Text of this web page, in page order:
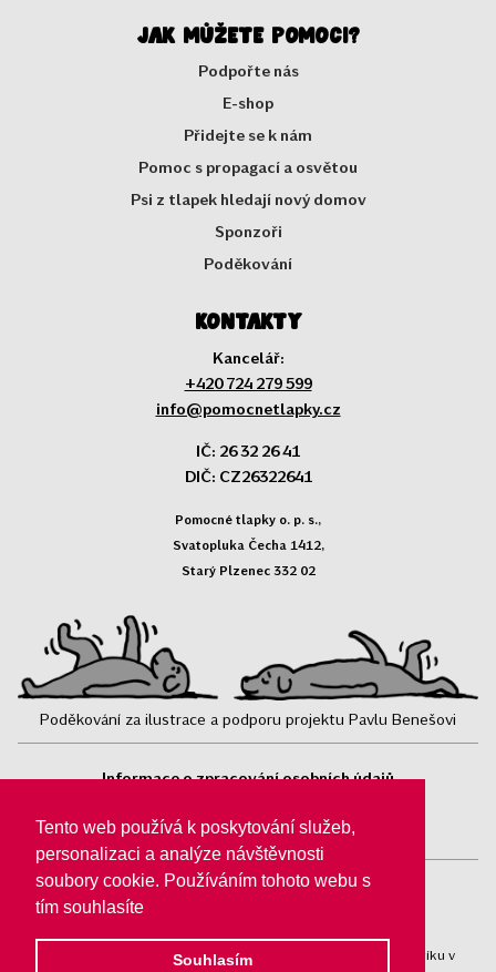
Tento web používá k poskytování služeb,
personalizaci a analýze návštěvnosti
soubory cookie. Používáním tohoto webu s
tím souhlasíte
Souhlasím
Jak můžete pomoci?
Podpořte nás
E-shop
Přidejte se k nám
Pomoc s propagací a osvětou
Psi z tlapek hledají nový domov
Sponzoři
Poděkování
Kontakty
Kancelář:
+420 724 279 599
info@pomocnetlapky.cz
IČ: 26 32 26 41
DIČ: CZ26322641
Pomocné tlapky o. p. s.,
Svatopluka Čecha 1412,
Starý Plzenec 332 02
Poděkování za ilustrace a podporu projektu Pavlu Benešovi
Informace o zpracování osobních údajů
Sledujte nás:
Pomocné tlapky o. p. s.® jsou registrovány v obchodním rejstříku v